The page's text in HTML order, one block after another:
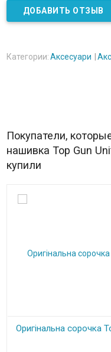
Категории:Аксесуари
Покупатели,
нашивка Top Gun
купили
Оригінальна сорочка